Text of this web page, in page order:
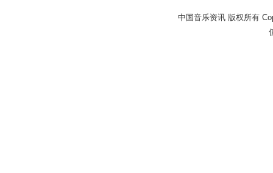
中国音乐资讯 版权所有